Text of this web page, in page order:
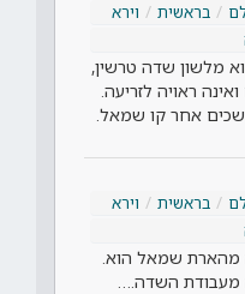
בראשית
וירא
מלשון שדה טרשין,
ראויה לזריעה.
אחר קו שמאל.
בראשית
וירא
שמאל הוא.
מעבודת השדה.…